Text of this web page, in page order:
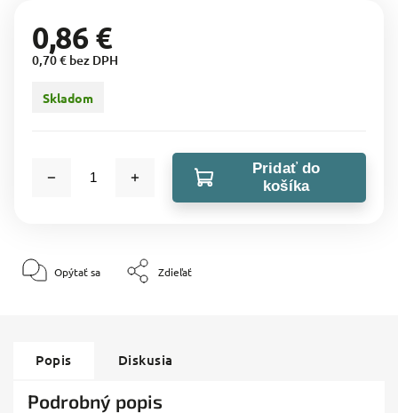
0,86 €
0,70 € bez DPH
Skladom
Pridať do
košíka
Opýtať sa Zdieľať
Popis Diskusia
Podrobný popis